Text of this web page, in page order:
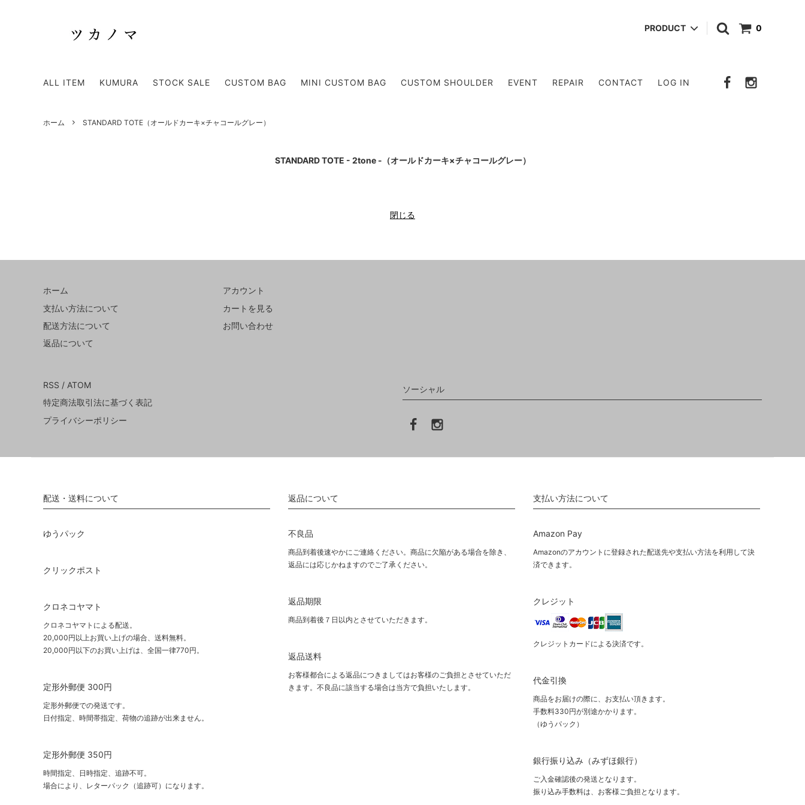
0
PRODUCT
ALL ITEM KUMURA STOCK SALE CUSTOM BAG MINI CUSTOM BAG CUSTOM SHOULDER EVENT REPAIR CONTACT LOG IN
ホーム STANDARD TOTE（オールドカーキ×チャコールグレー）
STANDARD TOTE - 2tone -（オールドカーキ×チャコールグレー）
閉じる
ホーム
支払い方法について
配送方法について
返品について
アカウント
カートを見る
お問い合わせ
ソーシャル
RSS / ATOM
特定商法取引法に基づく表記
プライバシーポリシー
配送・送料について
ゆうパック
クリックポスト
クロネコヤマト
クロネコヤマトによる配送。
20,000円以上お買い上げの場合、送料無料。
20,000円以下のお買い上げは、全国一律770円。
定形外郵便 300円
定形外郵便での発送です。
日付指定、時間帯指定、荷物の追跡が出来ません。
定形外郵便 350円
時間指定、日時指定、追跡不可。
場合により、レターパック（追跡可）になります。
返品について
不良品
商品到着後速やかにご連絡ください。商品に欠陥がある場合を除き、
返品には応じかねますのでご了承ください。
返品期限
商品到着後７日以内とさせていただきます。
返品送料
お客様都合による返品につきましてはお客様のご負担とさせていただ
きます。不良品に該当する場合は当方で負担いたします。
支払い方法について
Amazon Pay
Amazonのアカウントに登録された配送先や支払い方法を利用して決
済できます。
クレジット
クレジットカードによる決済です。
代金引換
商品をお届けの際に、お支払い頂きます。
手数料330円が別途かかります。
（ゆうパック）
銀行振り込み（みずほ銀行）
ご入金確認後の発送となります。
振り込み手数料は、お客様ご負担となります。